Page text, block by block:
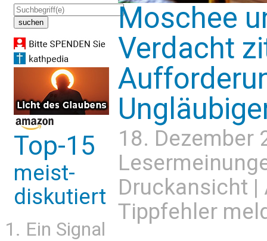
Top-15
meist-
diskutiert
Ein Signal
Moschee
Verdacht
18. Dezember
Druckansicht |
Tippfehler